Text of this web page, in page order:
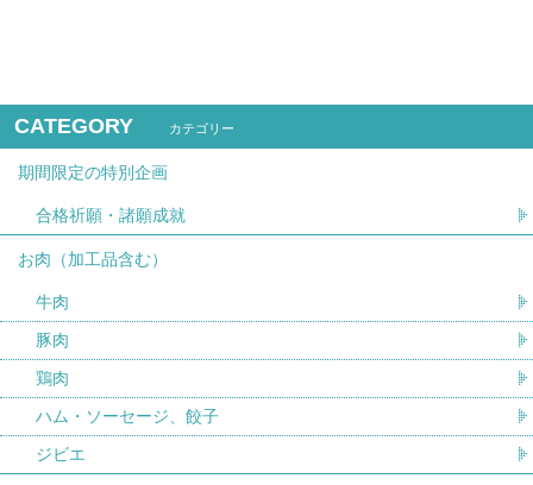
CATEGORY カテゴリー
期間限定の特別企画
合格祈願・諸願成就
お肉（加工品含む）
牛肉
豚肉
鶏肉
ハム・ソーセージ、餃子
ジビエ